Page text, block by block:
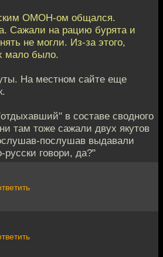
ОМОН-ом общался.
Сажали на рацию бурята и
не могли. Из-за этого,
мало было.
На местном сайте еще
в составе сводного
там тоже сажали двух якутов
послушав выдавали
говори, да?"